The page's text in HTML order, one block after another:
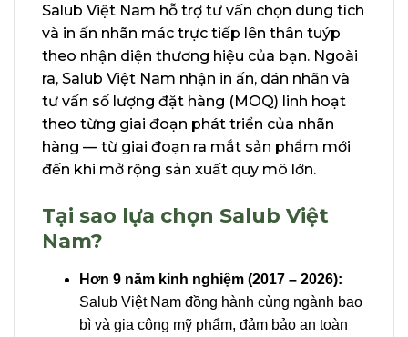
Salub Việt Nam hỗ trợ tư vấn chọn dung tích
và in ấn nhãn mác trực tiếp lên thân tuýp
theo nhận diện thương hiệu của bạn. Ngoài
ra, Salub Việt Nam nhận in ấn, dán nhãn và
tư vấn số lượng đặt hàng (MOQ) linh hoạt
theo từng giai đoạn phát triển của nhãn
hàng — từ giai đoạn ra mắt sản phẩm mới
đến khi mở rộng sản xuất quy mô lớn.
Tại sao lựa chọn Salub Việt
Nam?
Hơn 9 năm kinh nghiệm (2017 – 2026):
Salub Việt Nam đồng hành cùng ngành bao
bì và gia công mỹ phẩm, đảm bảo an toàn